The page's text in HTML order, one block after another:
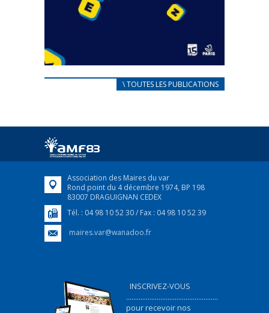
CARNET D’ACCUEIL
Afin d’accompagner au mieux les réfugiés
FEUILLETER
\ TOUTES LES PUBLICATIONS
Association des Maires du var
Rond point du 4 décembre 1974, BP 198
83007 DRAGUIGNAN CEDEX
Tél. : 04 98 10 52 30 / Fax : 04 98 10 52 39
maires.var@wanadoo.fr
INSCRIVEZ-VOUS
...................................................
pour recevoir nos